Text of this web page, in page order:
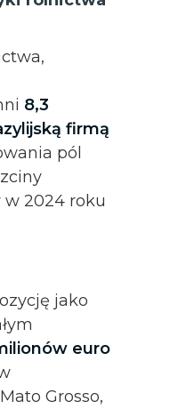
8,3
firmą
pól
w 2024 roku
jako
euro
Grosso,